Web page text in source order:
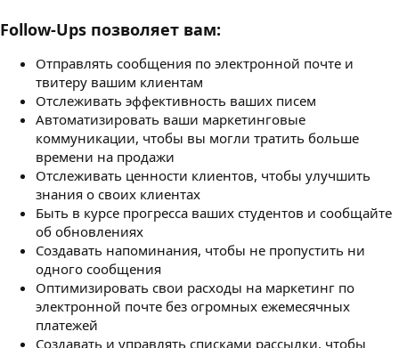
Follow-Ups позволяет вам:
Отправлять сообщения по электронной почте и
твитеру вашим клиентам
Отслеживать эффективность ваших писем
Автоматизировать ваши маркетинговые
коммуникации, чтобы вы могли тратить больше
времени на продажи
Отслеживать ценности клиентов, чтобы улучшить
знания о своих клиентах
Быть в курсе прогресса ваших студентов и сообщайте
об обновлениях
Создавать напоминания, чтобы не пропустить ни
одного сообщения
Оптимизировать свои расходы на маркетинг по
электронной почте без огромных ежемесячных
платежей
Создавать и управлять списками рассылки, чтобы